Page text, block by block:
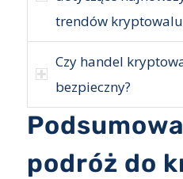
trendów
Czy handel
bezpieczny?
podróż do